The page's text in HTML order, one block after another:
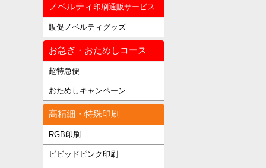
ノベルティ 印刷通販サービス
販促ノベルティグッズ
お急ぎ・おためしコース
超特急便
おためしキャンペーン
高精細・特殊印刷
RGB印刷
ビビッドピンク印刷